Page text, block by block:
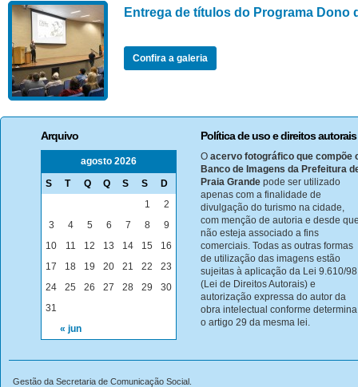
Entrega de títulos do Programa Dono
Confira a galeria
Arquivo
agosto 2026
S
T Q Q S S D
« jun
1
2
3
4 5 6 7 8
9
10
11 12 13 14 15
16
17
18 19 20 21 22
23
24
25 26 27 28 29
30
31
Política de uso e direitos autorais
O acervo fotográfico que compõe
Banco de Imagens da Prefeitura
Praia Grande pode ser utilizado
apenas com a finalidade de
divulgação do turismo na cidade,
com menção de autoria e desde
não esteja associado a fins
comerciais. Todas as outras formas
de utilização das imagens estão
sujeitas à aplicação da Lei 9.610/98
(Lei de Direitos Autorais) e
autorização expressa do autor da
obra intelectual conforme determina
o artigo 29 da mesma lei.
Gestão da Secretaria de Comunicação Social.